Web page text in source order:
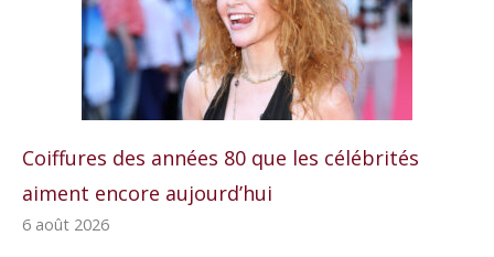
Coiffures des années 80 que les célébrités
aiment encore aujourd’hui
6 août 2026